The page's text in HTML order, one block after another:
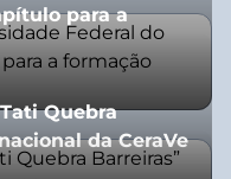
para a
Quebra
da CeraVe